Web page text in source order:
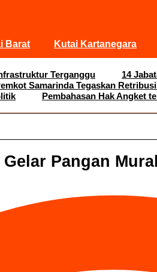
Barat Kutai Kartanegara
Terganggu
14
Samarinda Tegaskan
Pembahasan Hak Angket
Pangan